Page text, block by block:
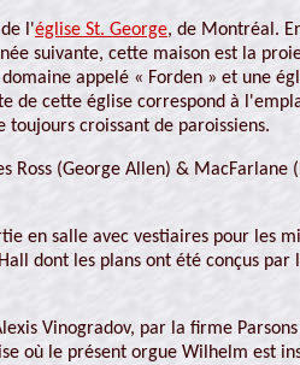
l'église St. George, de Montréal.
suivante, cette maison est la
appelé « Forden » et une
de cette église correspond à
croissant de paroissiens.
(George Allen) &
en salle avec vestiaires pour les
dont les plans ont été conçus
Vinogradov, par la firme
le présent orgue Wilhelm est